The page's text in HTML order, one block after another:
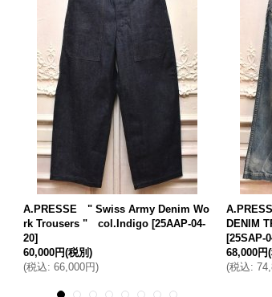
A.PRESSE " Swiss Army Denim Wo
rk Trousers " col.Indigo [25AAP-04-
20]
60,000円(税別)
(税込: 66,000円)
DENIM
[25SAP-
68,000円
(税込: